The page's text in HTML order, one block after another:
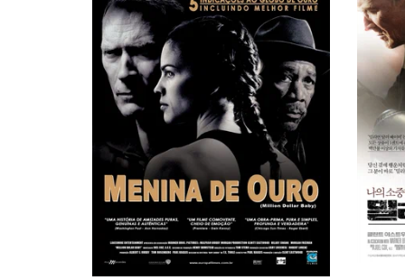
Майкл Саглимбини
Fan, в титрах не указан
Джаерин Вашингтон
Jamaican Boxer Cornerman, в титрах не указан
Джон Эрик Браун
Observer, в титрах не указан
Том Стерн
Оператор
Дебора Хоппер
Художник
Джоэл Кокс
Монтажер